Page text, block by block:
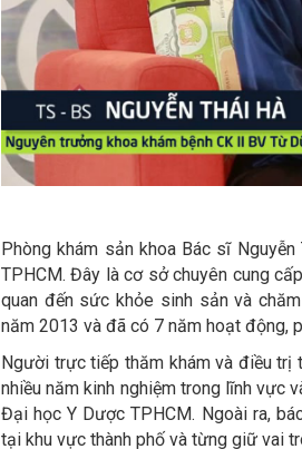
Phòng khám sản khoa Bác sĩ
TPHCM. Đây là cơ sở chuyên cung
quan đến sức khỏe sinh sản và
năm 2013 và đã có 7 năm hoạt động,
Người trực tiếp thăm khám và điều trị
nhiều năm kinh nghiệm trong lĩnh vực
Đại học Y Dược TPHCM. Ngoài ra,
tại khu vực thành phố và từng giữ vai